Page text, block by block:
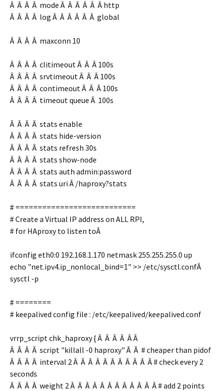
Â Â Â Â mode Â Â Â Â Â Â http
Â Â Â Â log Â Â Â Â Â Â global
Â Â Â Â maxconn 10
Â Â Â Â clitimeout Â Â Â 100s
Â Â Â Â srvtimeout Â Â Â 100s
Â Â Â Â contimeout Â Â Â 100s
Â Â Â Â timeout queue Â 100s
Â Â Â Â stats enable
Â Â Â Â stats hide-version
Â Â Â Â stats refresh 30s
Â Â Â Â stats show-node
Â Â Â Â stats auth admin:password
Â Â Â Â stats uri Â /haproxy?stats
# ===========================
# Create a Virtual IP address on ALL RPI,
# for HAproxy to listen toÂ
ifconfig eth0:0 192.168.1.170 netmask 255.255.255.0 up
echo "net.ipv4.ip_nonlocal_bind=1" >> /etc/sysctl.confÂ
sysctl -p
# ========
# keepalived config file : /etc/keepalived/keepalived.conf
vrrp_script chk_haproxy { Â Â Â Â Â Â
Â Â Â Â script "killall -0 haproxy" Â Â # cheaper than pidof
Â Â Â Â interval 2 Â Â Â Â Â Â Â Â Â Â Â # check every 2
seconds
Â Â Â Â weight 2 Â Â Â Â Â Â Â Â Â Â Â Â # add 2 points